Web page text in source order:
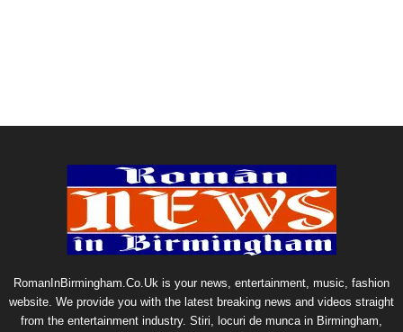
RomanInBirmingham.Co.Uk is your news, entertainment, music, fashion
website. We provide you with the latest breaking news and videos straight
from the entertainment industry. Stiri, locuri de munca in Birmingham,